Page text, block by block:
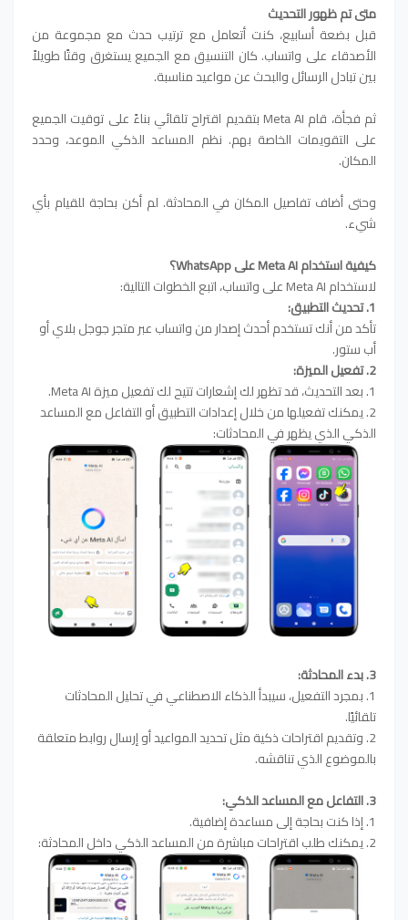
متى تم ظهور التحديث
قبل بضعة أسابيع، كنت أتعامل مع ترتيب حدث مع مجموعة من
الأصدقاء على واتساب. كان التنسيق مع الجميع يستغرق وقتًا طويلاً
بين تبادل الرسائل والبحث عن مواعيد مناسبة.
ثم فجأة، قام Meta AI بتقديم اقتراح تلقائي بناءً على توقيت الجميع
على التقويمات الخاصة بهم. نظم المساعد الذكي الموعد، وحدد
المكان.
وحتى أضاف تفاصيل المكان في المحادثة. لم أكن بحاجة للقيام بأي
شيء.
كيفية استخدام Meta AI على WhatsApp؟
لاستخدام Meta AI على واتساب، اتبع الخطوات التالية:
1. تحديث التطبيق:
تأكد من أنك تستخدم أحدث إصدار من واتساب عبر متجر جوجل بلاي أو
أب ستور.
2. تفعيل الميزة:
1. بعد التحديث، قد تظهر لك إشعارات تتيح لك تفعيل ميزة Meta AI.
2. يمكنك تفعيلها من خلال إعدادات التطبيق أو التفاعل مع المساعد
الذكي الذي يظهر في المحادثات:
3. بدء المحادثة:
1. بمجرد التفعيل، سيبدأ الذكاء الاصطناعي في تحليل المحادثات
تلقائيًا.
2. وتقديم اقتراحات ذكية مثل تحديد المواعيد أو إرسال روابط متعلقة
بالموضوع الذي تناقشه.
3. التفاعل مع المساعد الذكي:
1. إذا كنت بحاجة إلى مساعدة إضافية.
2. يمكنك طلب اقتراحات مباشرة من المساعد الذكي داخل المحادثة: